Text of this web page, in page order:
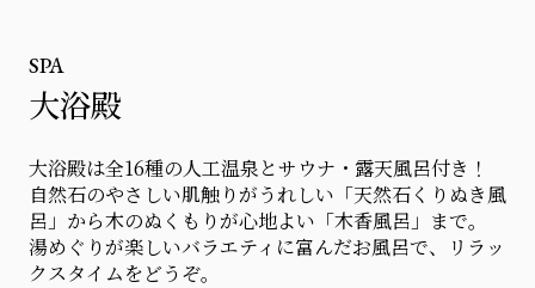
SPA
大浴殿
大浴殿は全16種の人工温泉とサウナ・露天風呂付き！
自然石のやさしい肌触りがうれしい「天然石くりぬき風
呂」から木のぬくもりが心地よい「木香風呂」まで。
湯めぐりが楽しいバラエティに富んだお風呂で、リラッ
クスタイムをどうぞ。